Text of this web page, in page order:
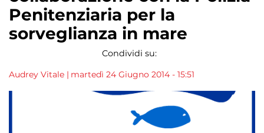
Penitenziaria per la
sorveglianza in mare
Condividi su:
Audrey Vitale | martedì 24 Giugno 2014 - 15:51